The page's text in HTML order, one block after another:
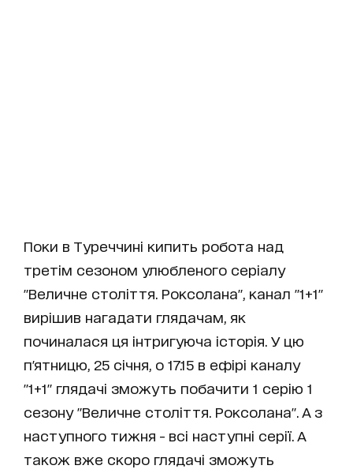
Поки в Туреччині кипить робота над
третім сезоном улюбленого серіалу
"Величне століття. Роксолана", канал "1+1"
вирішив нагадати глядачам, як
починалася ця інтригуюча історія. У цю
п'ятницю, 25 січня, о 17.15 в ефірі каналу
"1+1" глядачі зможуть побачити 1 серію 1
сезону "Величне століття. Роксолана". А з
наступного тижня - всі наступні серії. А
також вже скоро глядачі зможуть